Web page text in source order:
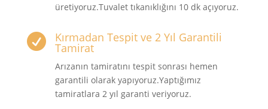
üretiyoruz.Tuvalet tıkanıklığını 10 dk açıyoruz.
 Kırmadan Tespit ve 2 Yıl Garantili
Tamirat
Arızanın tamiratını tespit sonrası hemen
garantili olarak yapıyoruz.Yaptığımız
tamiratlara 2 yıl garanti veriyoruz.